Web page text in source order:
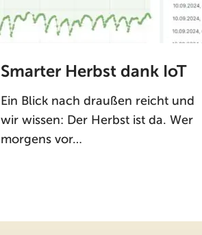
Smarter Herbst dank IoT
Ein Blick nach draußen reicht und
wir wissen: Der Herbst ist da. Wer
morgens vor…